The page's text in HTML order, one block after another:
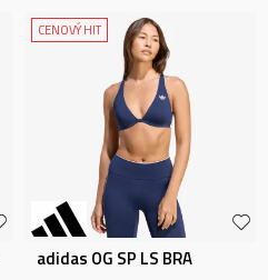
CENOVÝ HIT
adidas OG SP LS BRA